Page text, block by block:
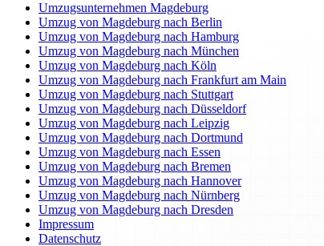
Umzugsunternehmen Magdeburg
Umzug von Magdeburg nach Berlin
Umzug von Magdeburg nach Hamburg
Umzug von Magdeburg nach München
Umzug von Magdeburg nach Köln
Umzug von Magdeburg nach Frankfurt am Main
Umzug von Magdeburg nach Stuttgart
Umzug von Magdeburg nach Düsseldorf
Umzug von Magdeburg nach Leipzig
Umzug von Magdeburg nach Dortmund
Umzug von Magdeburg nach Essen
Umzug von Magdeburg nach Bremen
Umzug von Magdeburg nach Hannover
Umzug von Magdeburg nach Nürnberg
Umzug von Magdeburg nach Dresden
Impressum
Datenschutz